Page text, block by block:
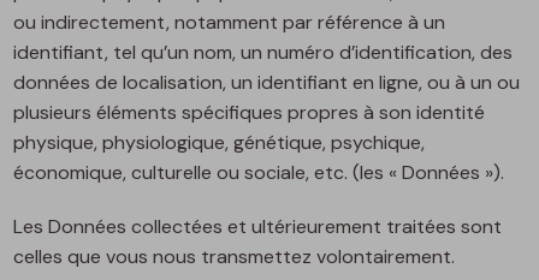
ou indirectement, notamment par référence à un
identifiant, tel qu’un nom, un numéro d’identification, des
données de localisation, un identifiant en ligne, ou à un ou
plusieurs éléments spécifiques propres à son identité
physique, physiologique, génétique, psychique,
économique, culturelle ou sociale, etc. (les « Données »).
Les Données collectées et ultérieurement traitées sont
celles que vous nous transmettez volontairement.